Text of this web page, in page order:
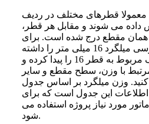
معمولا قطرهای مختلف در ردیف
داده می شوند و مقابل هر قطر،
مقطع درج شده است. برای
مثال، اگر قصد بررسی میلگرد 16 میلی متر را داشته
باشید، ابتدا باید ردیف مربوط به قطر 16 را پیدا کرده و
با وزن، سطح مقطع و سایر
وزن میلگرد بر اساس جدول
اطلاعات این جدول است که برای
مورد نیاز پروژه استفاده می
شود.